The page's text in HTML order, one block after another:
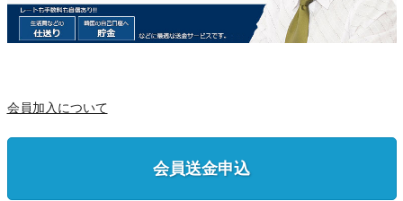
会員加入について
会員送金申込